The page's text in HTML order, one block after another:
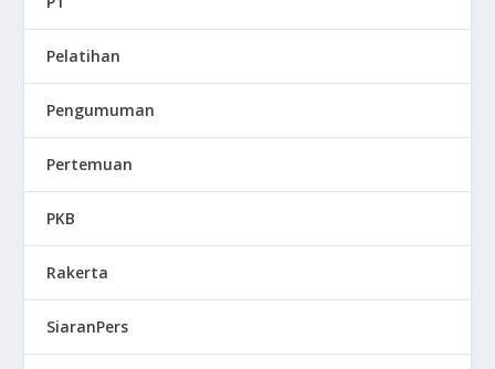
Pelatihan
Pengumuman
Pertemuan
PKB
Rakerta
SiaranPers